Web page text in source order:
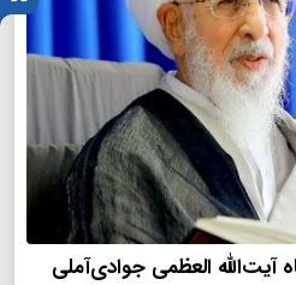
آیت‌الله العظمی جوادی‌آملی